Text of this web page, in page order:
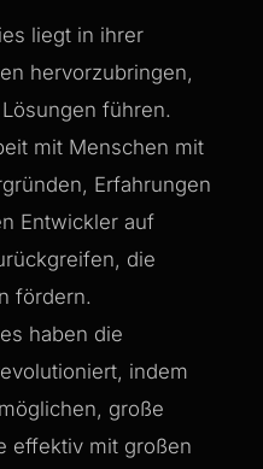
liegt in ihrer
hervorzubringen,
führen.
mit Menschen mit
Erfahrungen
Entwickler auf
die
fördern.
haben die
indem
große
effektiv mit großen